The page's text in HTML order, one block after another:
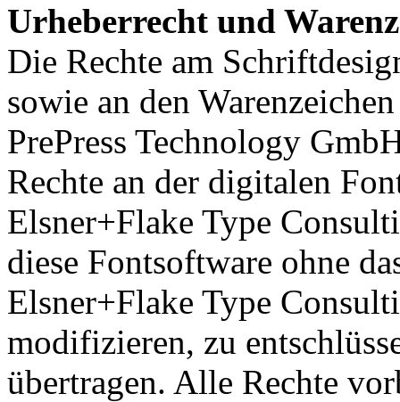
Urheberrecht und
Die Rechte am
sowie an den
PrePress Technology
Rechte an der digitalen
Elsner+Flake Type
diese Fontsoftware ohne
Elsner+Flake Type
modifizieren, zu
übertragen. Alle Rechte